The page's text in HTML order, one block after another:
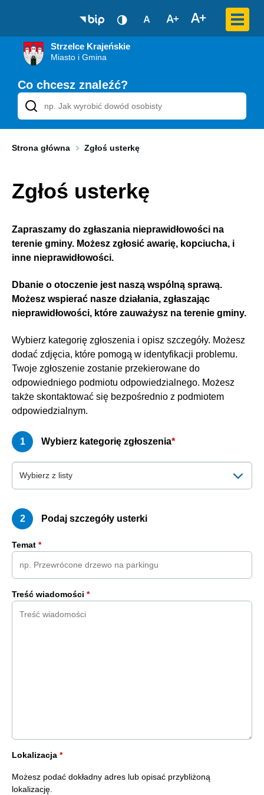
Przekierowuje
do
strony
Strzelce Krajeńskie
Miasto i Gmina
Co chcesz znaleźć?
Strona główna Zgłoś usterkę
Zgłoś usterkę
Zapraszamy do zgłaszania nieprawidłowości na
terenie gminy. Możesz zgłosić awarię, kopciucha, i
inne nieprawidłowości.
Dbanie o otoczenie jest naszą wspólną sprawą.
Możesz wspierać nasze działania, zgłaszając
nieprawidłowości, które zauważysz na terenie gminy.
Wybierz kategorię zgłoszenia i opisz szczegóły. Możesz
dodać zdjęcia, które pomogą w identyfikacji problemu.
Twoje zgłoszenie zostanie przekierowane do
odpowiedniego podmiotu odpowiedzialnego. Możesz
także skontaktować się bezpośrednio z podmiotem
odpowiedzialnym.
Wybierz kategorię zgłoszenia*
Wybierz z listy
Podaj szczegóły usterki
Temat *
Treść wiadomości *
Lokalizacja *
Możesz podać dokładny adres lub opisać przybliżoną
lokalizację.